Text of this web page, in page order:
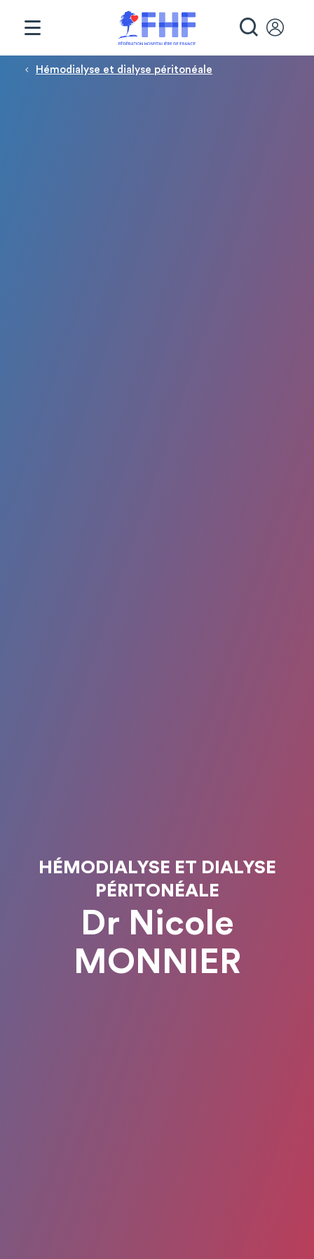
Fil d'Ariane
Hémodialyse et dialyse péritonéale
HÉMODIALYSE ET DIALYSE
PÉRITONÉALE
Dr Nicole
MONNIER
Panneau de gestion des cookies